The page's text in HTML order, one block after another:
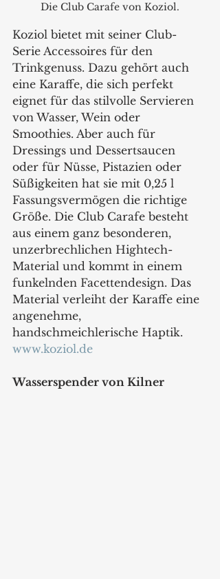
Die Club Carafe von Koziol.
Koziol bietet mit seiner Club-
Serie Accessoires für den
Trinkgenuss. Dazu gehört auch
eine Karaffe, die sich perfekt
eignet für das stilvolle Servieren
von Wasser, Wein oder
Smoothies. Aber auch für
Dressings und Dessertsaucen
oder für Nüsse, Pistazien oder
Süßigkeiten hat sie mit 0,25 l
Fassungsvermögen die richtige
Größe. Die Club Carafe besteht
aus einem ganz besonderen,
unzerbrechlichen Hightech-
Material und kommt in einem
funkelnden Facettendesign. Das
Material verleiht der Karaffe eine
angenehme,
handschmeichlerische Haptik.
www.koziol.de
Wasserspender von Kilner